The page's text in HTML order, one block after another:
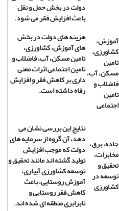
دولت در بخش حمل و نقل
باعث افزایش فقر می شود.
آموزش،
کشاورزی،
تامین
مسکن، آب،
فاضلاب و
تامین
اجتماعی
هزینه های دولت در بخش
های آموزش، کشاورزی،
تامین مسکن، آب، فاضلاب و
تامین اجتماعی اثرات معنی
داری بر کاهش فقر و افزایش
رفاه داشته است.
جاده، برق،
مخابرات،
تحقیق و
توسعه در
کشاورزی
نتایج این بررسی نشان می
دهد، آن گروه از سرمایه های
دولت که موجب افزایش
تولید گشته اند مانند تحقیق و
توسعه کشاورزی آبیاری،
آموزش روستایی، باعث
کاهش فقر روستایی و
نابرابری منطقه ای شده اند.